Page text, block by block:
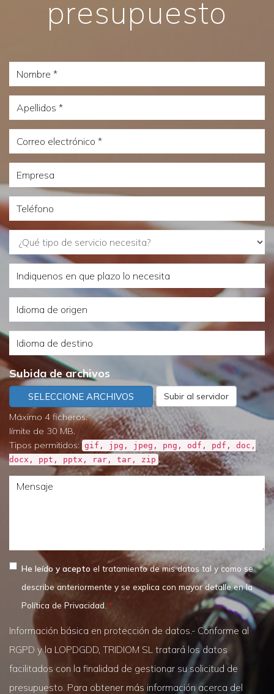
presupuesto
Nombre
Apellidos
Correo
electrónico
Empresa
Teléfono
¿Qué
tipo
de
necesita?
Indiquenos
en
que
lo
necesita
Idioma
de
origen
Idioma
de
destino
Subida de archivos
SELECCIONE ARCHIVOS
Subir al servidor
Máximo 4 ficheros.
límite de 30 MB.
Tipos permitidos: gif, jpg, jpeg, png, odf, pdf, doc,
docx, ppt, pptx, rar, tar, zip .
Mensaje
He leído y acepto el tratamiento de mis datos tal y como se
describe anteriormente y se explica con mayor detalle en la
Política de Privacidad.
Información básica en protección de datos.- Conforme al
RGPD y la LOPDGDD, TRIDIOM SL tratará los datos
facilitados con la finalidad de gestionar su solicitud de
presupuesto. Para obtener más información acerca del